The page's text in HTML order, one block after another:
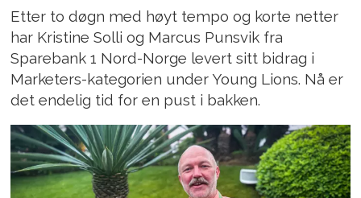
Etter to døgn med høyt tempo og korte netter
har Kristine Solli og Marcus Punsvik fra
Sparebank 1 Nord-Norge levert sitt bidrag i
Marketers-kategorien under Young Lions. Nå er
det endelig tid for en pust i bakken.